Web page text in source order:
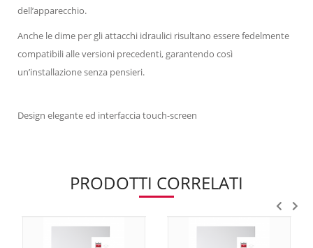
dell’apparecchio.
Anche le dime per gli attacchi idraulici risultano essere fedelmente
compatibili alle versioni precedenti, garantendo così
un’installazione senza pensieri.
Design elegante ed interfaccia touch-screen
PRODOTTI CORRELATI